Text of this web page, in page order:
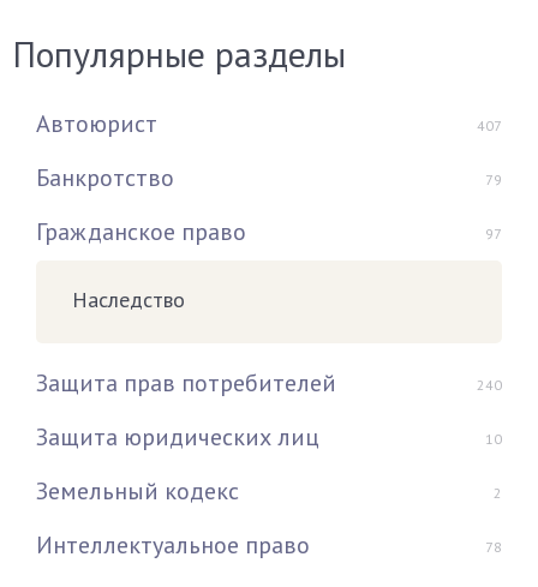
Популярные разделы
Автоюрист 407
Банкротство 79
Гражданское право 97
Наследство
Защита прав потребителей 240
Защита юридических лиц 10
Земельный кодекс 2
Интеллектуальное право 78